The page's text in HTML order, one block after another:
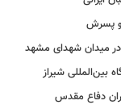
و پسرش
در میدان شهدای مشهد
بین‌المللی شیراز